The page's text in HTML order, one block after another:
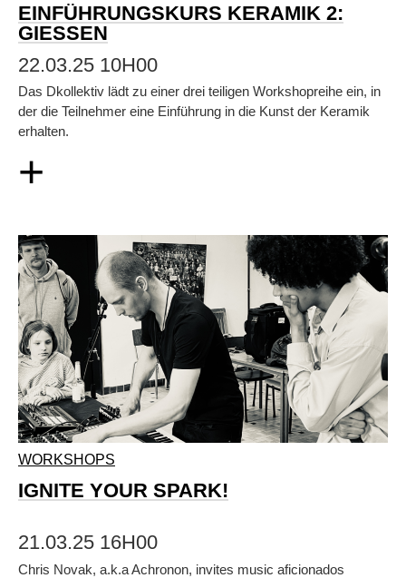
EINFÜHRUNGSKURS KERAMIK 2:
GIESSEN
22.03.25 10H00
Das Dkollektiv lädt zu einer drei teiligen Workshopreihe ein, in
der die Teilnehmer eine Einführung in die Kunst der Keramik
erhalten.
+
WORKSHOPS
IGNITE YOUR SPARK!
21.03.25 16H00
Chris Novak, a.k.a Achronon, invites music aficionados